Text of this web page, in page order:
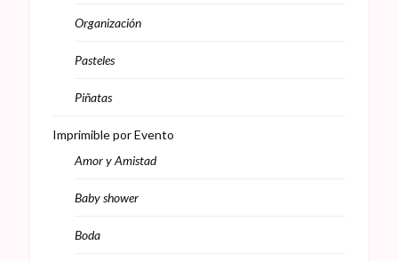
Organización
Pasteles
Piñatas
Imprimible por Evento
Amor y Amistad
Baby shower
Boda